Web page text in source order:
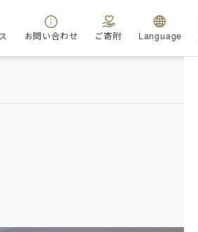
お問い合わせ ご寄附 Language